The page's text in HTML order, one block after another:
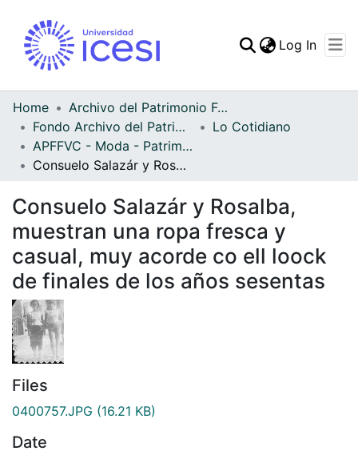
Statistics
Log In
Home
Archivo del Patrimonio Fotográfico y Fílmico del Valle del Cauca
Fondo Archivo del Patrimonio Fotográfico y Fílmico del Valle del Cauca
Lo Cotidiano
APFFVC - Moda - Patrimonial
Consuelo Salazár y Rosalba, muestran una ropa fresca y casual, muy acorde co ell loock de finales de los años sesentas
Consuelo Salazár y Rosalba,
muestran una ropa fresca y
casual, muy acorde co ell loock
de finales de los años sesentas
Files
0400757.JPG (16.21 KB)
Date